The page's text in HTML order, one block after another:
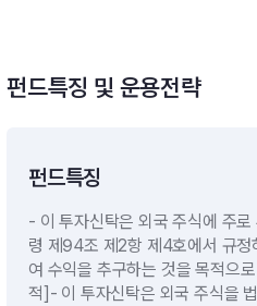
펀드특징 및 운용전략
펀드특징
- 이 투자신탁은 외국 주식에 주
령 제94조 제2항 제4호에서 규정
여 수익을 추구하는 것을 목적으
적]- 이 투자신탁은 외국 주식을